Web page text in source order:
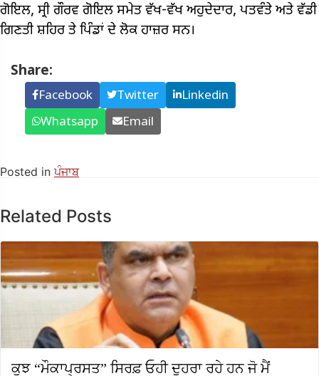
ਗੋਇਲ, ਸ੍ਰੀ ਗੌਰਵ ਗੋਇਲ ਸਮੇਤ ਵੱਖ-ਵੱਖ ਅਹੁਦੇਦਾਰ, ਪਤਵੰਤੇ ਅਤੇ ਵੱਡੀ
ਗਿਣਤੀ ਸ਼ਹਿਰ ਤੇ ਪਿੰਡਾਂ ਦੇ ਲੋਕ ਹਾਜ਼ਰ ਸਨ।
Share:
Facebook Twitter
Linkedin
Whatsapp
Email
Posted inਪੰਜਾਬ
Related Posts
ਕੁਝ “ਮੌਕਾਪ੍ਰਸਤ” ਸਿਰਫ਼ ਓਹੀ ਦੁਹਰਾ ਰਹੇ ਹਨ ਜੋ ਮੈਂ